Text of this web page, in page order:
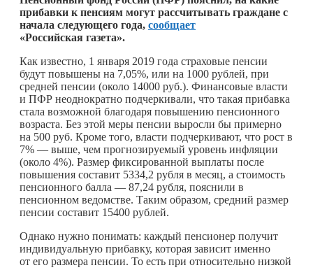
прибавки к пенсиям могут рассчитывать граждане с
начала следующего года, сообщает
«Российская газета».
Как известно, 1 января 2019 года страховые пенсии
будут повышены на 7,05%, или на 1000 рублей, при
средней пенсии (около 14000 руб.). Финансовые власти
и ПФР неоднократно подчеркивали, что такая прибавка
стала возможной благодаря повышению пенсионного
возраста. Без этой меры пенсии выросли бы примерно
на 500 руб. Кроме того, власти подчеркивают, что рост в
7% — выше, чем прогнозируемый уровень инфляции
(около 4%). Размер фиксированной выплаты после
повышения составит 5334,2 рубля в месяц, а стоимость
пенсионного балла — 87,24 рубля, пояснили в
пенсионном ведомстве. Таким образом, средний размер
пенсии составит 15400 рублей.
Однако нужно понимать: каждый пенсионер получит
индивидуальную прибавку, которая зависит именно
от его размера пенсии. То есть при относительно низкой